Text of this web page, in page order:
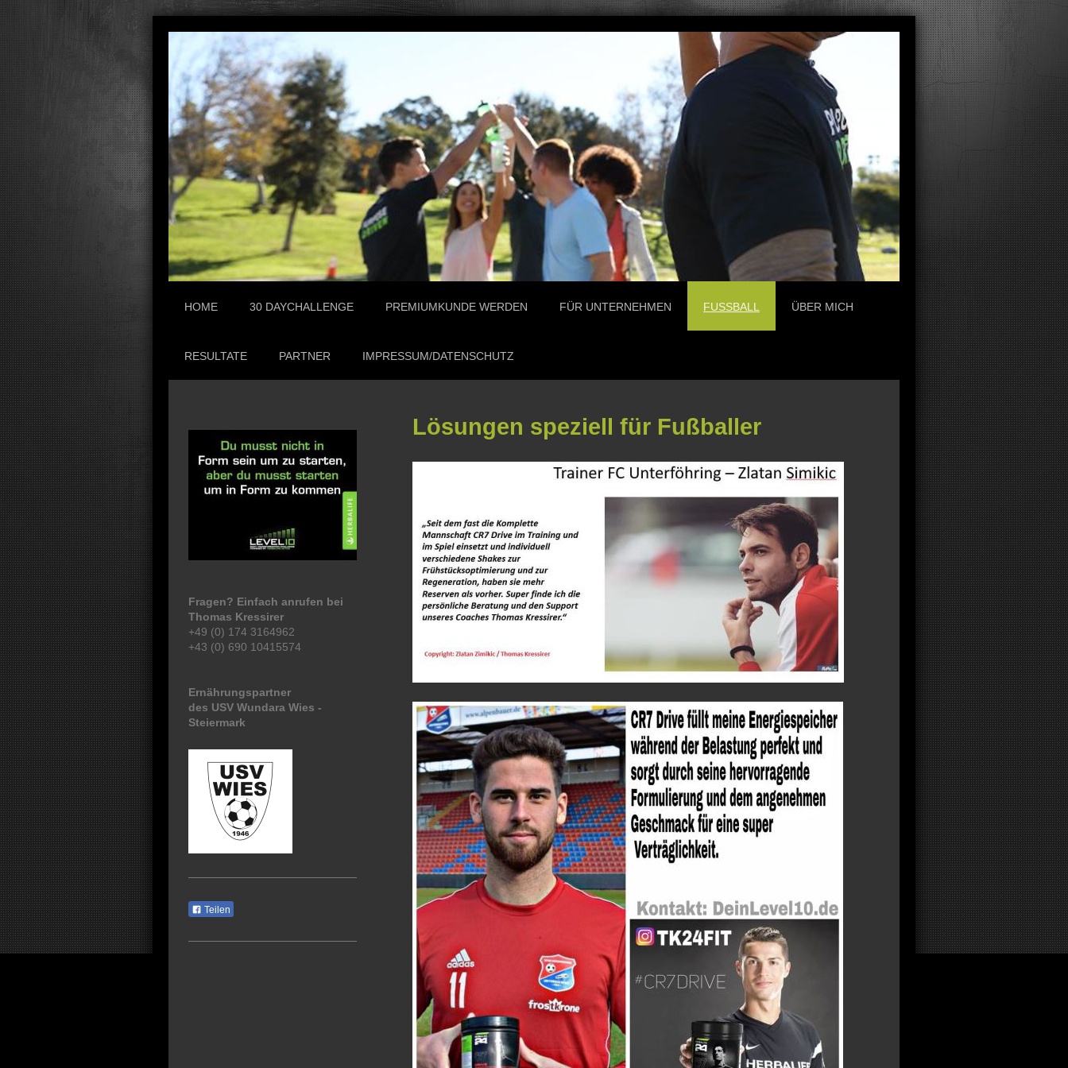
HOME 30 DAYCHALLENGE PREMIUMKUNDE WERDEN FÜR UNTERNEHMEN FUSSBALL ÜBER MICH
RESULTATE PARTNER IMPRESSUM/DATENSCHUTZ
Lösungen speziell für Fußballer
Fragen? Einfach anrufen bei
Thomas Kressirer
+49 (0) 174 3164962
+43 (0) 690 10415574
Ernährungspartner
des USV Wundara Wies -
Steiermark
Teilen